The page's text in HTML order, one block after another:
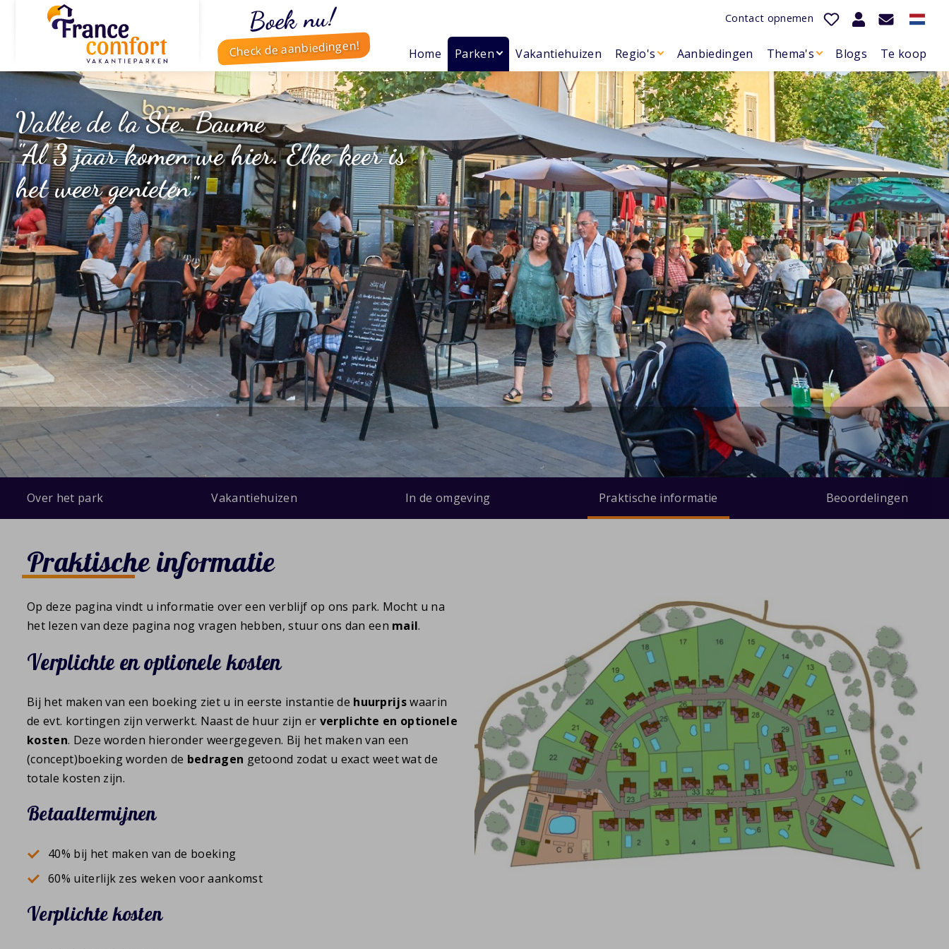
Boek nu!
Check de aanbiedingen!
Contact opnemen
Home Parken Vakantiehuizen Regio's Aanbiedingen Thema's Blogs Te koop
Vallée de la Ste. Baume
"Al 3 jaar komen we hier. Elke keer is
het weer genieten"
Over het park Vakantiehuizen In de omgeving Praktische informatie Beoordelingen
Praktische informatie
Op deze pagina vindt u informatie over een verblijf op ons park. Mocht u na
het lezen van deze pagina nog vragen hebben, stuur ons dan een mail.
Verplichte en optionele kosten
Bij het maken van een boeking ziet u in eerste instantie de huurprijswaarin
de evt. kortingen zijn verwerkt. Naast de huur zijn er verplichte en optionele
kosten. Deze worden hieronder weergegeven. Bij het maken van een
(concept)boeking worden de bedragen getoond zodat u exact weet wat de
totale kosten zijn.
Betaaltermijnen
40% bij het maken van de boeking
60% uiterlijk zes weken voor aankomst
Verplichte kosten